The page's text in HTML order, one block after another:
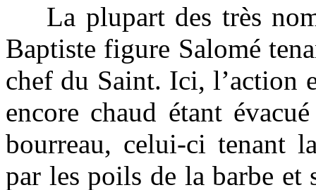
La plupart des très
Baptiste figure Salomé
chef du Saint. Ici, l’action
encore chaud étant
bourreau, celui-ci tenant
par les poils de la barbe et